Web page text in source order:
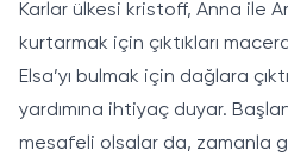
Karlar ülkesi kristoff, Anna ile
kurtarmak için çıktıkları
Elsa’yı bulmak için dağlara
yardımına ihtiyaç duyar.
mesafeli olsalar da, zamanla